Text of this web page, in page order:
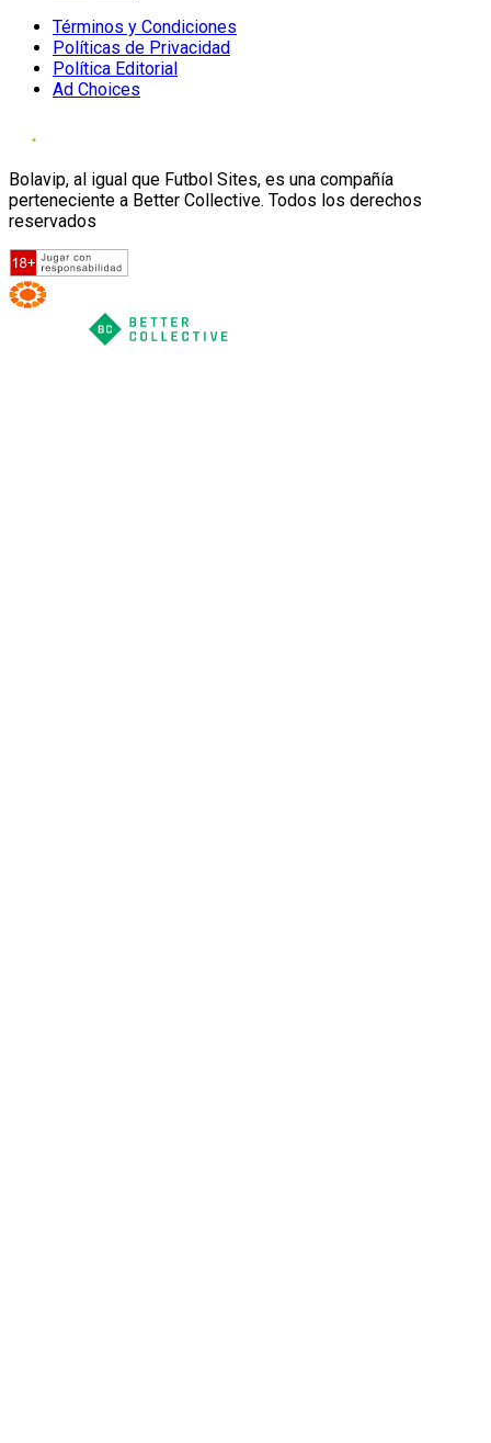
Términos y Condiciones
Políticas de Privacidad
Política Editorial
Ad Choices
Bolavip, al igual que Futbol Sites, es una compañía
perteneciente a Better Collective. Todos los derechos
reservados